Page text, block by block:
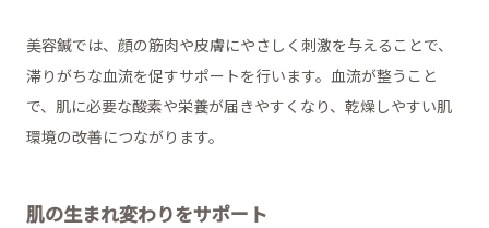
美容鍼では、顔の筋肉や皮膚にやさしく刺激を与えることで、
滞りがちな血流を促すサポートを行います。血流が整うこと
で、肌に必要な酸素や栄養が届きやすくなり、乾燥しやすい肌
環境の改善につながります。
肌の生まれ変わりをサポート